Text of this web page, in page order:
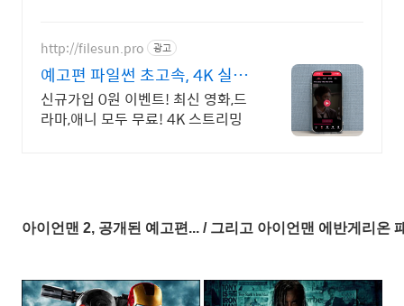
http://filesun.pro 광고
예고편 파일썬 초고속, 4K 실시
간 보기!
신규가입 0원 이벤트! 최신 영화,드
라마,애니 모두 무료! 4K 스트리밍
아이언맨 2, 공개된 예고편... / 그리고 아이언맨 에반게리온